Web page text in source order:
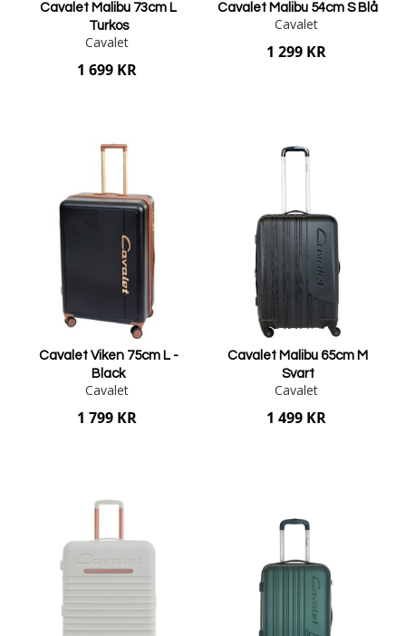
Cavalet Malibu 73cm L
Turkos
Cavalet
1 699 KR
Cavalet Malibu 54cm S Blå
Cavalet
1 299 KR
Cavalet Viken 75cm L -
Black
Cavalet
1 799 KR
Cavalet Malibu 65cm M
Svart
Cavalet
1 499 KR